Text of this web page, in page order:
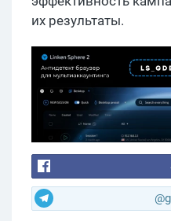
их результаты.